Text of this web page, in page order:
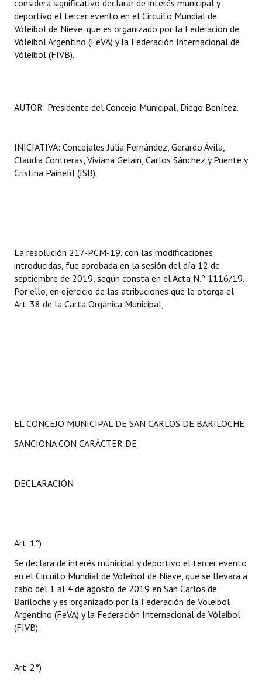
considera significativo declarar de interés municipal y
deportivo el tercer evento en el Circuito Mundial de
Vóleibol de Nieve, que es organizado por la Federación de
Vóleibol Argentino (FeVA) y la Federación Internacional de
Vóleibol (FIVB).
AUTOR: Presidente del Concejo Municipal, Diego Benítez.
INICIATIVA: Concejales Julia Fernández, Gerardo Ávila,
Claudia Contreras, Viviana Gelain, Carlos Sánchez y Puente y
Cristina Painefil (JSB).
La resolución 217-PCM-19, con las modificaciones
introducidas, fue aprobada en la sesión del día 12 de
septiembre de 2019, según consta en el Acta N.º 1116/19.
Por ello, en ejercicio de las atribuciones que le otorga el
Art. 38 de la Carta Orgánica Municipal,
EL CONCEJO MUNICIPAL DE SAN CARLOS DE BARILOCHE
SANCIONA CON CARÁCTER DE
DECLARACIÓN
Art. 1°)
Se declara de interés municipal y deportivo el tercer evento
en el Circuito Mundial de Vóleibol de Nieve, que se llevara a
cabo del 1 al 4 de agosto de 2019 en San Carlos de
Bariloche y es organizado por la Federación de Voleibol
Argentino (FeVA) y la Federación Internacional de Vóleibol
(FIVB).
Art. 2°)